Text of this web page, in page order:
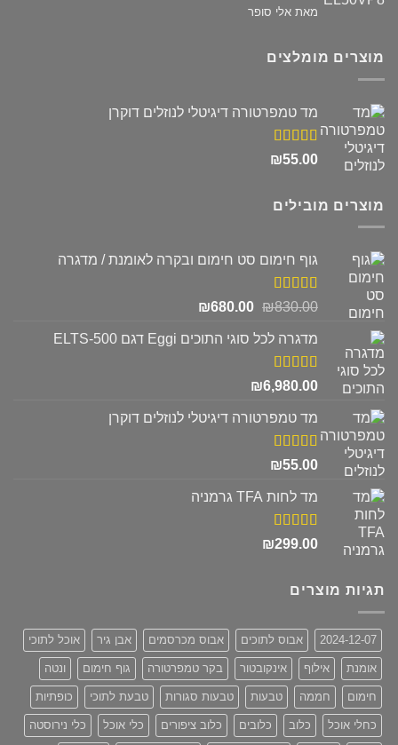
דורג 5מתוך
מאת אלי סופר
מוצרים מומלצים
מד טמפרטורה דיגיטלי לנוזלים דוקרן
דורג5.00
₪55.00
מוצרים מובילים
גוף חימום סט חימום ובקרה לאומנת / מדגרה
דורג5.00
₪830.00
המחיר
היה:
₪680.00
המחיר
הוא:
מדגרה לכל סוגי התוכים Eggi דגם ELTS-500
דורג5.00
₪6,980.00
מד טמפרטורה דיגיטלי לנוזלים דוקרן
דורג5.00
₪55.00
מד לחות TFA גרמניה
דורג5.00
₪299.00
תגיות מוצרים
2024-12-07 אבוס לתוכים אבוס מכרסמים אבן גיר אוכל לתוכי
אומנת אילוף אינקובטור בקר טמפרטורה גוף חימום ונטה
חימום חממה טבעות טבעות סגורות טבעת לתוכי כופתיות
כחלי אוכל כלוב כלובים כלוב ציפורים כלי אוכל כלי נירוסטה